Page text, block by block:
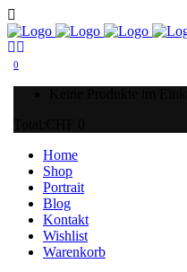
0
Home
Shop
Portrait
Blog
Kontakt
Wishlist
Warenkorb